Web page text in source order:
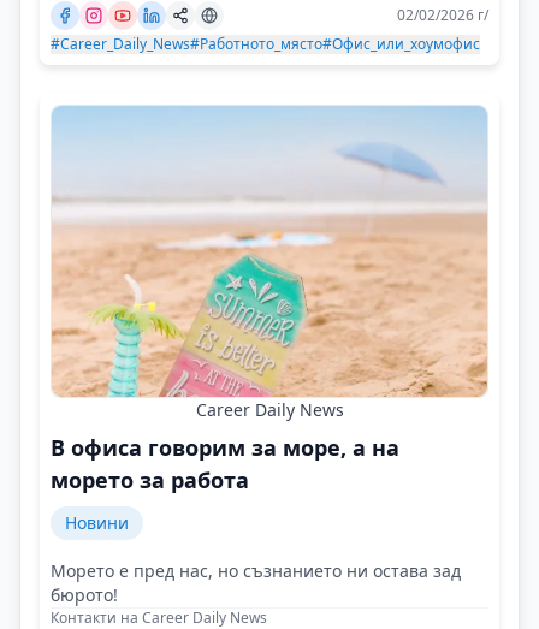
02/02/2026 г/
#Career_Daily_News#Работното_място#Офис_или_хоумофис
Career Daily News
В офиса говорим за море, а на
морето за работа
Новини
Морето е пред нас, но съзнанието ни остава зад
бюрото!
Контакти на Career Daily News